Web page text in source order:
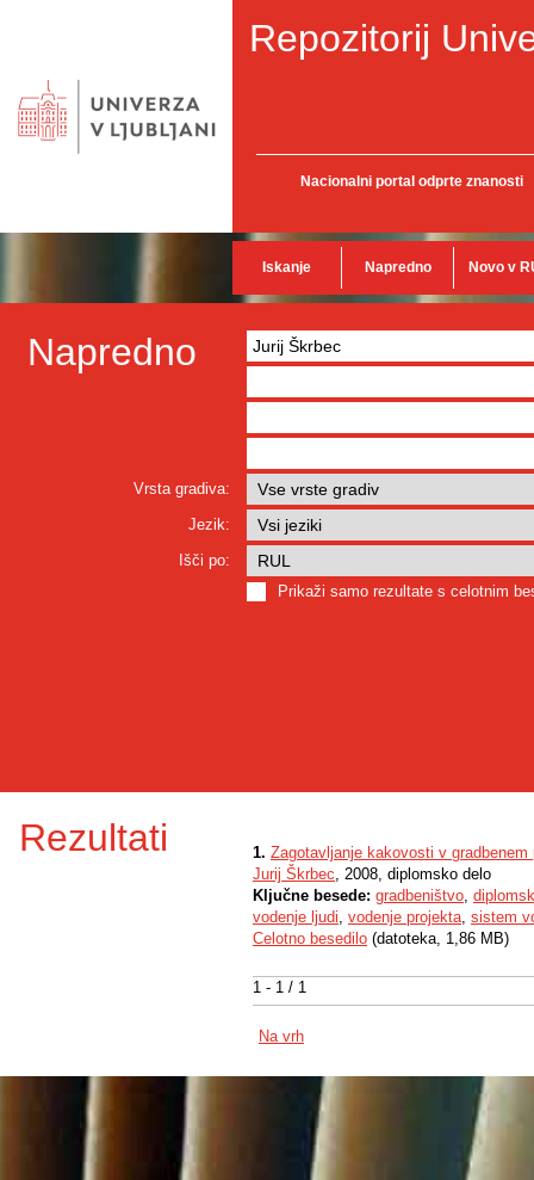
Repozitorij
Nacionalni portal odprte znanosti
Iskanje Napredno Novo v
Napredno
Vrsta gradiva:
Jezik:
Išči po:
Prikaži samo rezultate s celotnim
Rezultati
1 - 1 / 1
1. Zagotavljanje kakovosti v gradbenem
Jurij Škrbec, 2008, diplomsko delo
Ključne besede: gradbeništvo,
vodenje ljudi, vodenje projekta, sistem
Celotno besedilo (datoteka, 1,86 MB)
Na vrh